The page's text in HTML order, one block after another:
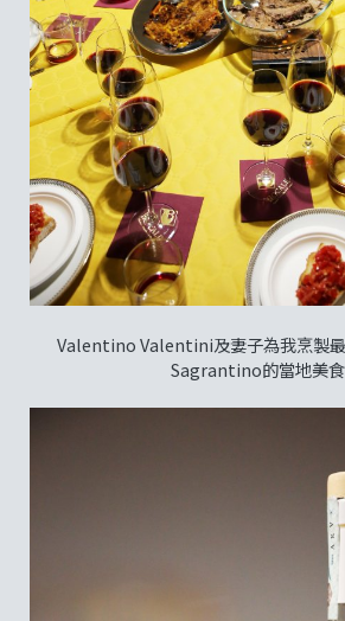
Valentino Valentini及妻子為我烹製
Sagrantino的當地美食